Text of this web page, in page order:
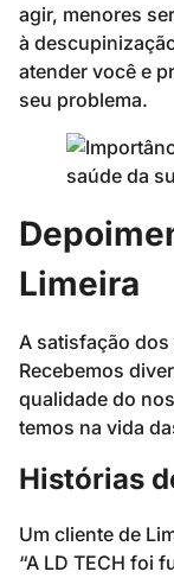
agir, menores
à
atender você e
seu problema.
Limeira
A satisfação
Recebemos
qualidade do
temos na vida
Histórias
Um cliente de
“A LD TECH foi